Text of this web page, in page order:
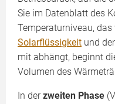
Sie im Datenblatt des
Temperaturniveau,
Solarflüssigkeit und
mit abhängt, beginnt
Volumen des
In derzweiten Phase